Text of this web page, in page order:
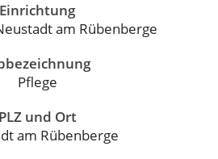
Einrichtung
am Rübenberge
Pflege
PLZ und Ort
am Rübenberge